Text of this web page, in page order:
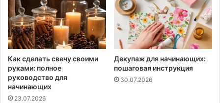
Как сделать свечу своими
руками: полное
руководство для
начинающих
23.07.2026
Декупаж для начинающих:
пошаговая инструкция
30.07.2026